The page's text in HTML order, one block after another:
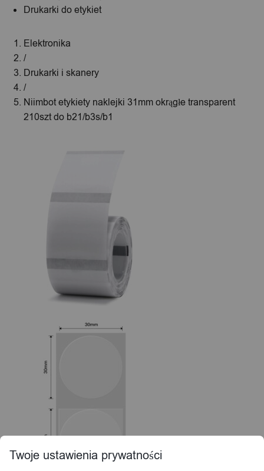
Drukarki do etykiet
Elektronika
/
Drukarki i skanery
/
Niimbot etykiety naklejki 31mm okrągłe transparent
210szt do b21/b3s/b1
Twoje ustawienia prywatności